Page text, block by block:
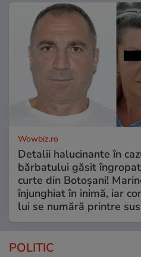
Wowbiz.ro
Detalii halucinante în
bărbatului găsit
curte din Botoșani!
înjunghiat în inimă, iar
lui se numără printre
POLITIC